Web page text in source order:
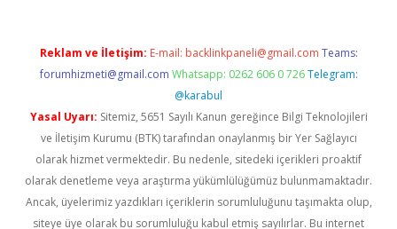
Reklam ve İletişim: E-mail: backlinkpaneli@gmail.com Teams:
forumhizmeti@gmail.com Whatsapp: 0262 606 0 726 Telegram:
@karabul
Yasal Uyarı: Sitemiz, 5651 Sayılı Kanun gereğince Bilgi Teknolojileri
ve İletişim Kurumu (BTK) tarafından onaylanmış bir Yer Sağlayıcı
olarak hizmet vermektedir. Bu nedenle, sitedeki içerikleri proaktif
olarak denetleme veya araştırma yükümlülüğümüz bulunmamaktadır.
Ancak, üyelerimiz yazdıkları içeriklerin sorumluluğunu taşımakta olup,
siteye üye olarak bu sorumluluğu kabul etmiş sayılırlar. Bu internet